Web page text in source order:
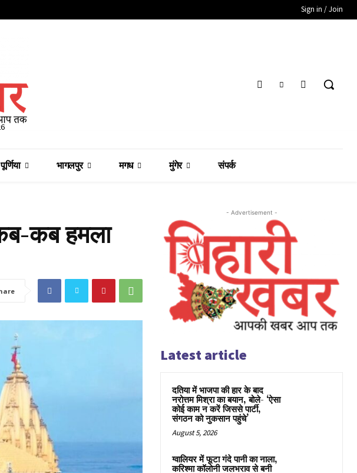
Sign in / Join
पूर्णिया भागलपुर मगध मुंगेर संपर्क
कब हमला
- Advertisement -
Latest article
दतिया में भाजपा की हार के बाद
नरोत्तम मिश्रा का बयान, बोले- ‘ऐसा
कोई काम न करें जिससे पार्टी,
संगठन को नुकसान पहुंचे’
August 5, 2026
ग्वालियर में फूटा गंदे पानी का नाला,
करिश्मा कॉलोनी जलभराव से बनी